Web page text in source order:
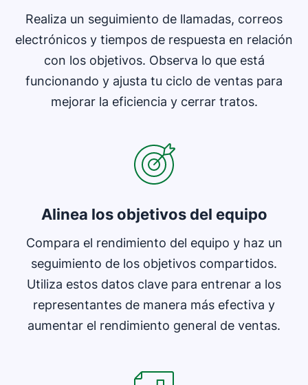
Realiza un seguimiento de llamadas, correos
electrónicos y tiempos de respuesta en relación
con los objetivos. Observa lo que está
funcionando y ajusta tu ciclo de ventas para
mejorar la eficiencia y cerrar tratos.
Alinea los objetivos del equipo
Compara el rendimiento del equipo y haz un
seguimiento de los objetivos compartidos.
Utiliza estos datos clave para entrenar a los
representantes de manera más efectiva y
aumentar el rendimiento general de ventas.